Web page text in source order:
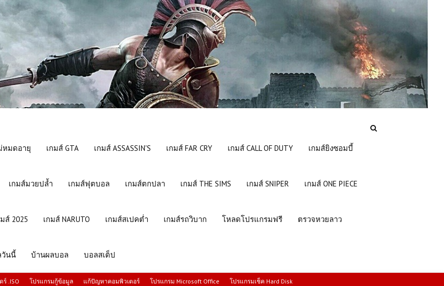
หมดอายุ เกมส์ GTA เกมส์ ASSASSIN'S เกมส์ FAR CRY เกมส์ CALL OF DUTY เกมส์ยิงซอมบี้
เกมส์มวยปล้ำ เกมส์ฟุตบอล เกมส์ตกปลา เกมส์ THE SIMS เกมส์ SNIPER เกมส์ ONE PIECE
ส์ 2025 เกมส์ NARUTO เกมส์สเปคต่ำ เกมส์รถวิบาก โหลดโปรแกรมฟรี ตรวจหวยลาว
นนี้ บ้านผลบอล บอลสเต็ป
ร์ .ISO โปรแกรมกู้ข้อมูล แก้ปัญหาคอมพิวเตอร์ โปรแกรม Microsoft Office โปรแกรมเช็ค Hard Disk